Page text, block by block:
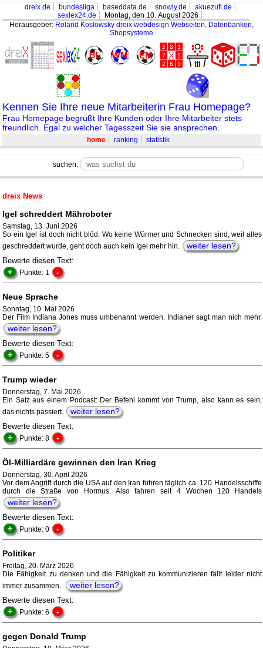
dreix.de bundesliga baseddata.de snowly.de
akuezufi.de
sexlex24.de
Montag, den 10. August 2026
Herausgeber: Roland Koslowsky dreix webdesign Webseiten, Datenbanken,
Shopsysteme
Kennen Sie Ihre neue Mitarbeiterin Frau Homepage?
Frau Homepage begrüßt Ihre Kunden oder Ihre Mitarbeiter stets
freundlich. Egal zu welcher Tagesszeit Sie sie ansprechen.
home ranking statistik
suchen:
dreix News
Igel schreddert Mähroboter
Samstag, 13. Juni 2026
So ein Igel ist doch nicht blöd. Wo keine Würmer und Schnecken sind, weil alles
geschreddert wurde, geht doch auch kein Igel mehr hin.
weiter lesen?
Bewerte diesen Text:
+ Punkte: 1 -
Neue Sprache
Sonntag, 10. Mai 2026
Der Film Indiana Jones muss umbenannt werden. Indianer sagt man nich mehr.
weiter lesen?
Bewerte diesen Text:
+ Punkte: 5 -
Trump wieder
Donnerstag, 7. Mai 2026
Ein Satz aus einem Podcast: Der Befehl kommt von Trump, also kann es sein,
das nichts passiert.
weiter lesen?
Bewerte diesen Text:
+ Punkte: 8 -
Öl-Milliardäre gewinnen den Iran Krieg
Donnerstag, 30. April 2026
Vor dem Angriff durch die USA auf den Iran fuhren täglich ca. 120 Handelsschiffe
durch die Straße von Hormus. Also fahren seit 4 Wochen 120 Handels
weiter lesen?
Bewerte diesen Text:
+ Punkte: 0 -
Politiker
Freitag, 20. März 2026
Die Fähigkeit zu denken und die Fähigkeit zu kommunizieren fällt leider nicht
immer zusammen.
weiter lesen?
Bewerte diesen Text:
+ Punkte: 6 -
gegen Donald Trump